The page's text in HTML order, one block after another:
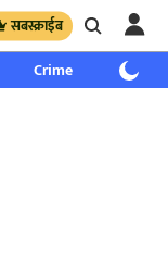
सबस्क्राईब
Crime साप्ताहिक